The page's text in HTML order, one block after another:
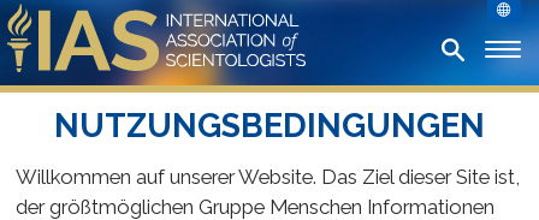
NUTZUNGSBEDINGUNGEN
Willkommen auf unserer Website. Das Ziel dieser Site ist,
der größtmöglichen Gruppe Menschen Informationen